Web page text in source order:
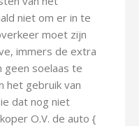
niet om er in te
moet zijn
immers de extra
geen soelaas te
het gebruik van
dat nog niet
O.V. de auto {